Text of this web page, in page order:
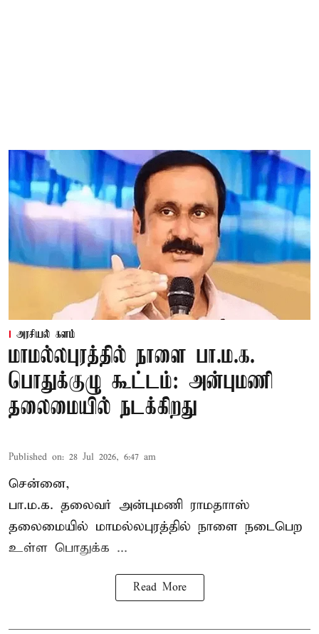
அரசியல் களம்
மாமல்லபுரத்தில் நாளை பா.ம.க.
பொதுக்குழு கூட்டம்: அன்புமணி
தலைமையில் நடக்கிறது
Published on: 28 Jul 2026, 6:47 am
சென்னை,
பா.ம.க. தலைவர் அன்புமணி ராமதாாஸ்
தலைமையில் மாமல்லபுரத்தில் நாளை நடைபெற
உள்ள பொதுக்க ...
Read More